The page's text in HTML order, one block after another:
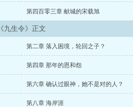
第四百零三章 献城的宋载旭
《九生令》正文
第二章 落入困境，轮回之子？
第四章 那年的恩和怨
第六章 确认过眼神，她不是对的人？
第八章 海岸涯